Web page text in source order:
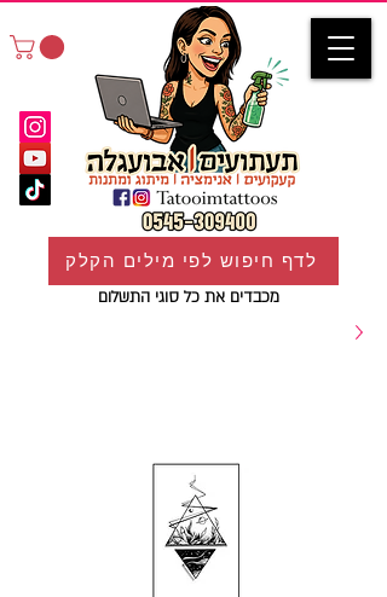
מכבדים את כל סוגי התשלום
לדף חיפוש לפי מילים הקלק